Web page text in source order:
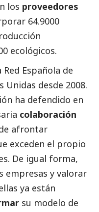
los proveedores
64.9000
ecológicos.
Red Española de
Unidas desde 2008.
ha defendido en
colaboración
afrontar
exceden el propio
De igual forma,
empresas y valorar
ya están
su modelo de